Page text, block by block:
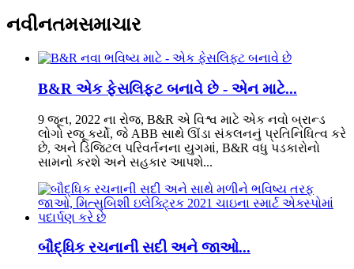
નવીનતમસમાચાર
B&R એક ફેસલિફ્ટ બનાવે છે - એન માટે...
9 જૂન, 2022 ના રોજ, B&R એ વિશ્વ માટે એક નવો બ્રાન્ડ
લોગો રજૂ કર્યો, જે ABB સાથે ઊંડા સંકલનનું પ્રતિનિધિત્વ કરે
છે, અને ડિજિટલ પરિવર્તનના યુગમાં, B&R વધુ પડકારોનો
સામનો કરશે અને સહકાર આપશે...
બૌદ્ધિક રચનાની સદી અને જાઓ...